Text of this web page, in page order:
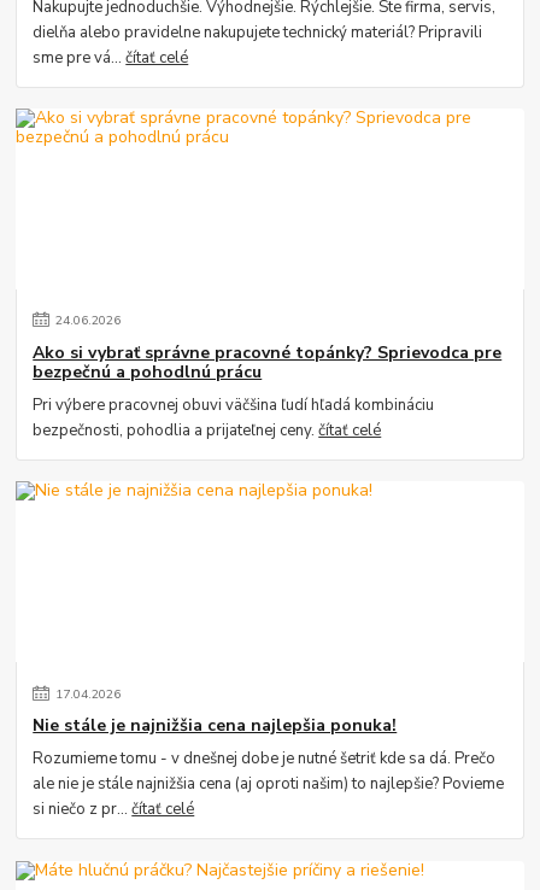
Nakupujte jednoduchšie. Výhodnejšie. Rýchlejšie. Ste firma, servis,
dielňa alebo pravidelne nakupujete technický materiál? Pripravili
sme pre vá...čítať celé
24.06.2026
Ako si vybrať správne pracovné topánky? Sprievodca pre
bezpečnú a pohodlnú prácu
Pri výbere pracovnej obuvi väčšina ľudí hľadá kombináciu
bezpečnosti, pohodlia a prijateľnej ceny.čítať celé
17.04.2026
Nie stále je najnižšia cena najlepšia ponuka!
Rozumieme tomu - v dnešnej dobe je nutné šetriť kde sa dá. Prečo
ale nie je stále najnižšia cena (aj oproti našim) to najlepšie? Povieme
si niečo z pr...čítať celé